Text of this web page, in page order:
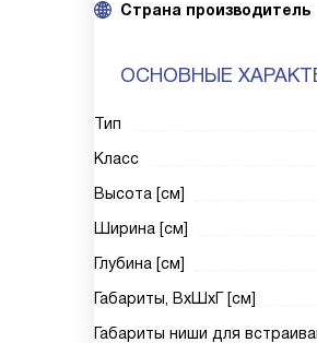
Cтрана производитель
ОСНОВНЫЕ
Тип
Класс
Высота [см]
Ширина [см]
Глубина [см]
Габариты, ВxШxГ [см]
Габариты ниши для